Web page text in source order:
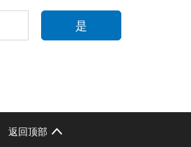
是
返回顶部